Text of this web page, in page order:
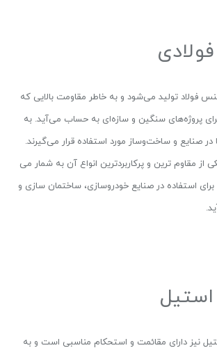
فولاد تولید می‌شود و به خاطر مقاومت بالایی که
پروژه‌های سنگین و سازه‌ای به حساب می‌آید. به
صنایع و ساخت‌وساز مورد استفاده قرار می‌گیرند.
از مقاوم ترین و پرکاربردترین انواع آن به شمار می
استفاده در صنایع خودروسازی، ساختمان سازی و
نیز دارای مقائمت و استحکام مناسبی است و به